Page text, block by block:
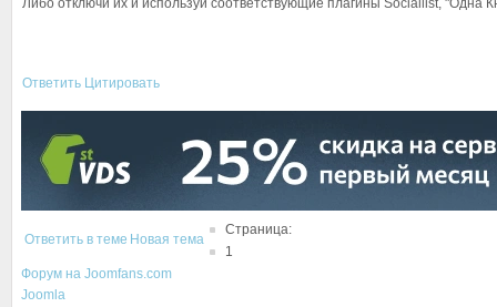
Либо отключи их и используй соответствующие плагины Sociallist, "Одна
Ответить Цитировать
Ответить в теме Новая тема
Страница:
1
Форум на Joomfans.com
Joomla